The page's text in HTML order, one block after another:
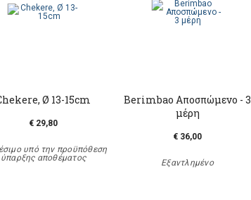
Ø 13-15cm
€ 29,80
υπό την προϋπόθεση
ύπαρξης αποθέματος
Berimbao Αποσπώμενο - 3
μέρη
€ 36,00
Εξαντλημένο